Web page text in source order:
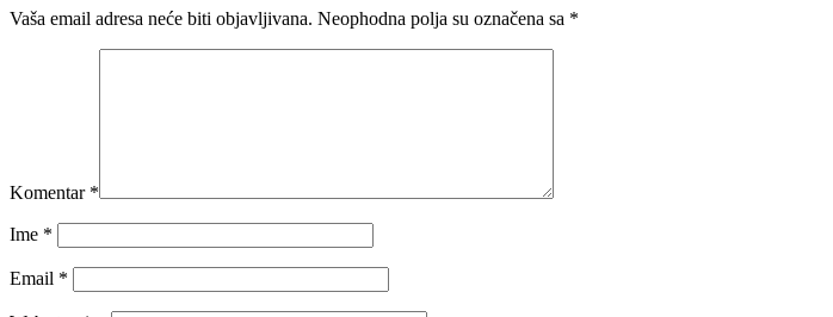
Vaša email adresa neće biti objavljivana. Neophodna polja su označena sa *
Komentar *
Ime *
Email *